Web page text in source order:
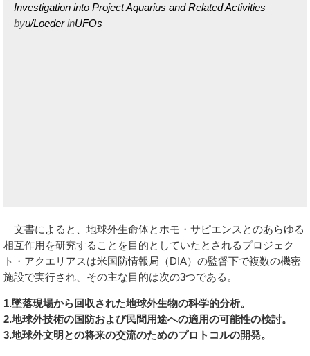
Investigation into Project Aquarius and Related Activities
byu/LoederinUFOs
文書によると、地球外生命体とホモ・サピエンスとのあらゆる
相互作用を研究することを目的としていたとされるプロジェク
ト・アクエリアスは米国防情報局（DIA）の監督下で複数の機密
施設で実行され、その主な目的は次の3つである。
1.墜落現場から回収された地球外生物の科学的分析。
2.地球外技術の国防および民間用途への適用の可能性の検討。
3.地球外文明との将来の交流のためのプロトコルの開発。